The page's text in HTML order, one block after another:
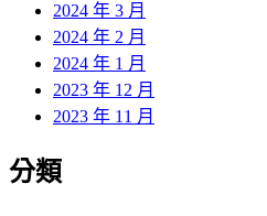
2024 年 3 月
2024 年 2 月
2024 年 1 月
2023 年 12 月
2023 年 11 月
分類